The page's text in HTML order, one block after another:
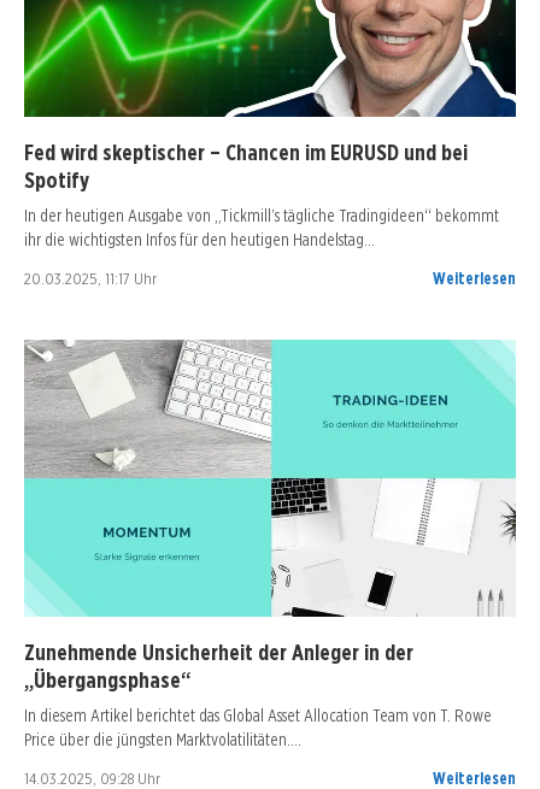
Fed wird skeptischer – Chancen im EURUSD und bei
Spotify
In der heutigen Ausgabe von „Tickmill’s tägliche Tradingideen“ bekommt
ihr die wichtigsten Infos für den heutigen Handelstag…
20.03.2025, 11:17 Uhr Weiterlesen
Zunehmende Unsicherheit der Anleger in der
„Übergangsphase“
In diesem Artikel berichtet das Global Asset Allocation Team von T. Rowe
Price über die jüngsten Marktvolatilitäten.…
14.03.2025, 09:28 Uhr Weiterlesen